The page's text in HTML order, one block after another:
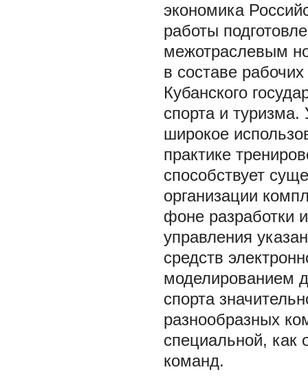
экономика
работы
межотраслевым
в составе
Кубанского
спорта и
широкое
практике
способствует
организации
фоне разработки
управления
средств
моделированием
спорта
разнообразных
специальной, как
команд.